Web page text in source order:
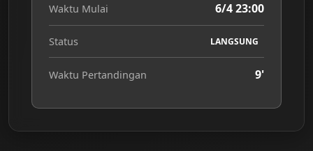
Waktu Mulai 6/4 23:00
Status LANGSUNG
Waktu Pertandingan 9'